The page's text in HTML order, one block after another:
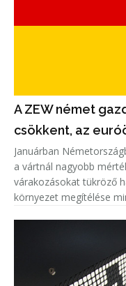
A ZEW német
csökkent, az
Januárban
a vártnál nagyobb
várakozásokat tükröző
környezet megítélése